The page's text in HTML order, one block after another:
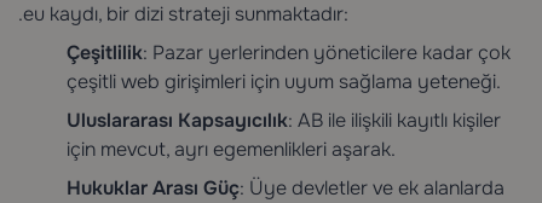
.eu kaydı, bir dizi strateji sunmaktadır:
Çeşitlilik: Pazar yerlerinden yöneticilere kadar çok
çeşitli web girişimleri için uyum sağlama yeteneği.
Uluslararası Kapsayıcılık: AB ile ilişkili kayıtlı kişiler
için mevcut, ayrı egemenlikleri aşarak.
Hukuklar Arası Güç: Üye devletler ve ek alanlarda